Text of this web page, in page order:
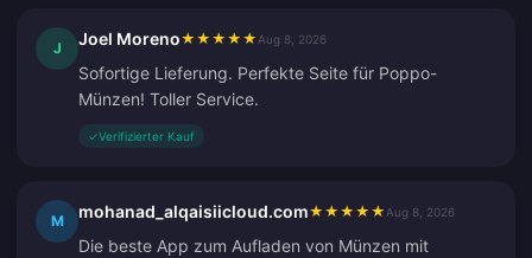
J Joel Moreno★ ★ ★ ★ ★ Aug 8, 2026
Sofortige Lieferung. Perfekte Seite für Poppo-
Münzen! Toller Service.
✓Verifizierter Kauf
M mohanad_alqaisiicloud.com★ ★ ★ ★ ★ Aug 8, 2026
Die beste App zum Aufladen von Münzen mit